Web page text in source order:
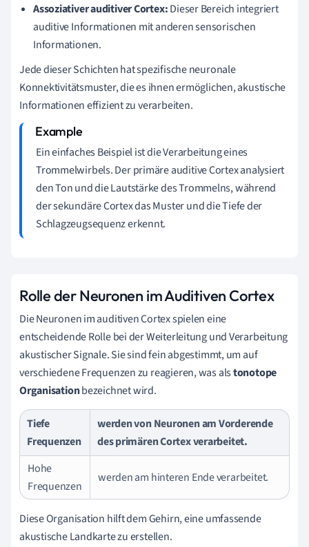
Assoziativer auditiver Cortex:Dieser Bereich integriert
auditive Informationen mit anderen sensorischen
Informationen.
Jede dieser Schichten hat spezifische neuronale
Konnektivitätsmuster, die es ihnen ermöglichen, akustische
Informationen effizient zu verarbeiten.
Ein einfaches Beispiel ist die Verarbeitung eines
Trommelwirbels. Der primäre auditive Cortex analysiert
den Ton und die Lautstärke des Trommelns, während
der sekundäre Cortex das Muster und die Tiefe der
Schlagzeugsequenz erkennt.
Rolle der Neuronen im Auditiven Cortex
Die Neuronen im auditiven Cortex spielen eine
entscheidende Rolle bei der Weiterleitung und Verarbeitung
akustischer Signale. Sie sind fein abgestimmt, um auf
verschiedene Frequenzen zu reagieren, was alstonotope
Organisationbezeichnet wird.
Tiefe
Frequenzen
werden von Neuronen am Vorderende
des primären Cortex verarbeitet.
Hohe
Frequenzen
werden am hinteren Ende verarbeitet.
Diese Organisation hilft dem Gehirn, eine umfassende
akustische Landkarte zu erstellen.